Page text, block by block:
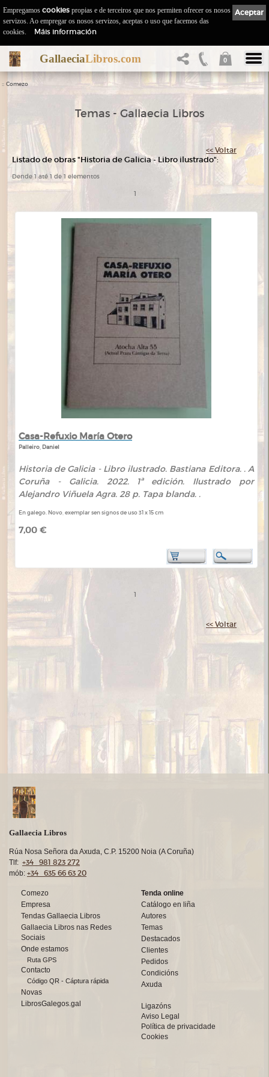
GallaeciaLibros.com 0
:: Comezo
Temas - Gallaecia Libros
<< Voltar
Listado de obras "Historia de Galicia - Libro ilustrado":
Dende 1 até 1 de 1 elementos
1
Casa-Refuxio María Otero
Palleiro, Daniel
Historia de Galicia - Libro ilustrado. Bastiana Editora. . A
Coruña - Galicia. 2022. 1ª edición. Ilustrado por
Alejandro Viñuela Agra. 28 p. Tapa blanda. .
En galego. Novo, exemplar sen signos de uso 31 x 15 cm
7,00 €
1
<< Voltar
Gallaecia Libros
Rúa Nosa Señora da Axuda, C.P. 15200 Noia (A Coruña)
Tlf: +34 981 823 272
mób: +34 635 66 63 20
Comezo
Empresa
Tendas Gallaecia Libros
Gallaecia Libros nas Redes
Sociais
Onde estamos
Ruta GPS
Contacto
Código QR - Cáptura rápida
Novas
LibrosGalegos.gal
Tenda online
Catálogo en liña
Autores
Temas
Destacados
Clientes
Pedidos
Condicións
Axuda
Ligazóns
Aviso Legal
Política de privacidade
Cookies
Aceptar
Empregamos cookies propias e de terceiros que nos permiten ofrecer os nosos
servizos. Ao empregar os nosos servizos, aceptas o uso que facemos das
cookies.
Máis información